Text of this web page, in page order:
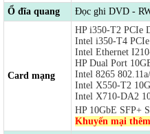
Ổ đĩa quang Đọc ghi DVD -
Card mạng
HP i350-T2 PCIe
Intel i350-T4
Intel Ethernet
HP Dual Port
Intel 8265
Intel X550-T2
Intel X710-DA2
HP 10GbE SFP+
Khuyến mại